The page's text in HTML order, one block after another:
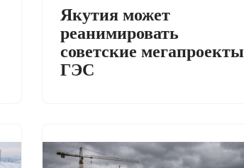
Якутия может
реанимировать
советские мегапроекты
ГЭС